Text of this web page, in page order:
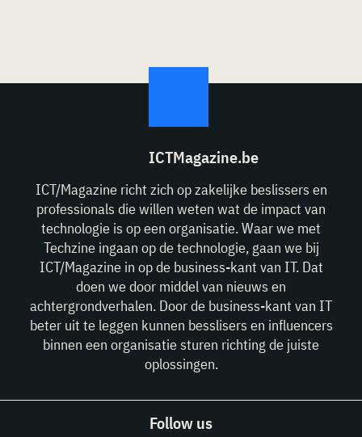
ICTMagazine.be
ICT/Magazine richt zich op zakelijke beslissers en
professionals die willen weten wat de impact van
technologie is op een organisatie. Waar we met
Techzine ingaan op de technologie, gaan we bij
ICT/Magazine in op de business-kant van IT. Dat
doen we door middel van nieuws en
achtergrondverhalen. Door de business-kant van IT
beter uit te leggen kunnen besslisers en influencers
binnen een organisatie sturen richting de juiste
oplossingen.
Follow us